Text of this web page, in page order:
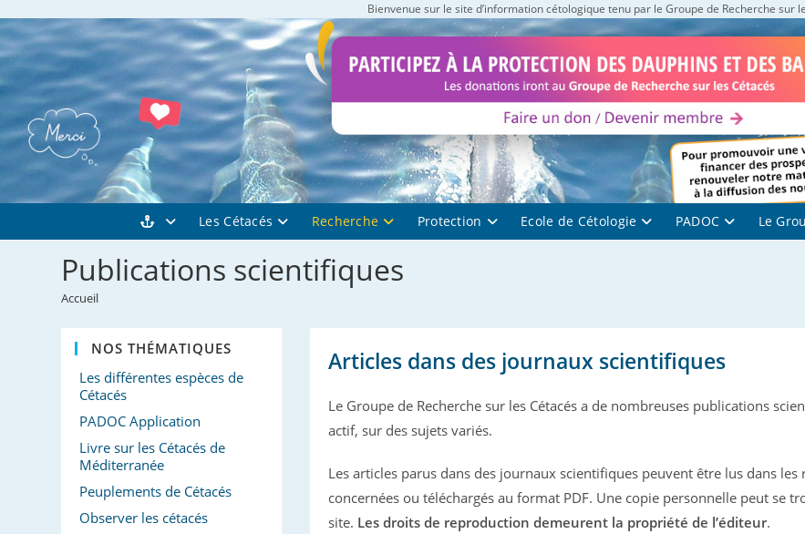
to
content
Bienvenue sur le site d’information cétologique tenu par le Groupe de Recherche sur
Les Cétacés Recherche Protection Ecole de Cétologie PADOC Le
Publications scientifiques
Accueil
Articles dans des journaux scientifiques
Le Groupe de Recherche sur les Cétacés a de nombreuses publications
actif, sur des sujets variés.
Les articles parus dans des journaux scientifiques peuvent être lus dans les
concernées ou téléchargés au format PDF. Une copie personnelle peut se
site. Les droits de reproduction demeurent la propriété de l’éditeur.
NOS THÉMATIQUES
Les différentes espèces de
Cétacés
PADOC Application
Livre sur les Cétacés de
Méditerranée
Peuplements de Cétacés
Observer les cétacés